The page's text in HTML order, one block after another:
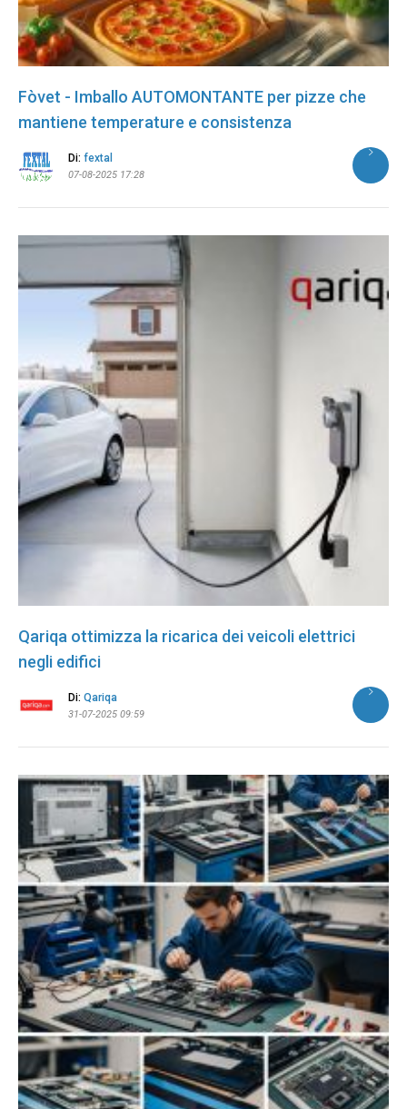
Fòvet - Imballo AUTOMONTANTE per pizze che
mantiene temperature e consistenza
Di: fextal
07-08-2025 17:28
Qariqa ottimizza la ricarica dei veicoli elettrici
negli edifici
Di: Qariqa
31-07-2025 09:59